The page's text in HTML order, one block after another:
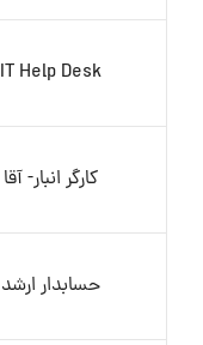
IT Help Desk
کارگر انبار- آقا
حسابدار ارشد